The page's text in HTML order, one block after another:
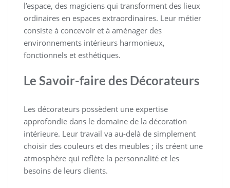
l’espace, des magiciens qui transforment des lieux
ordinaires en espaces extraordinaires. Leur métier
consiste à concevoir et à aménager des
environnements intérieurs harmonieux,
fonctionnels et esthétiques.
Le Savoir-faire des Décorateurs
Les décorateurs possèdent une expertise
approfondie dans le domaine de la décoration
intérieure. Leur travail va au-delà de simplement
choisir des couleurs et des meubles ; ils créent une
atmosphère qui reflète la personnalité et les
besoins de leurs clients.